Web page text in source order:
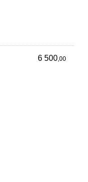
6 500,00